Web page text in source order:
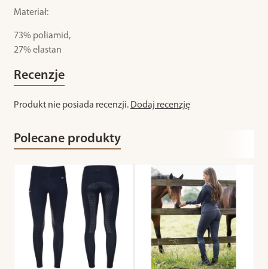
Materiał:
73% poliamid,
27% elastan
Recenzje
Produkt nie posiada recenzji. Dodaj recenzję
Polecane produkty